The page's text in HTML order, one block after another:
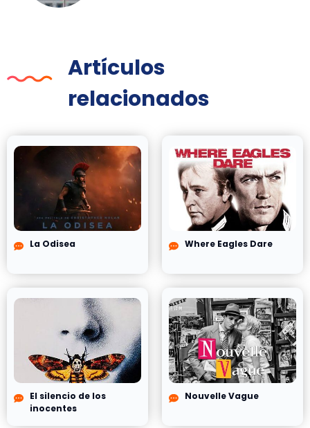
Artículos
relacionados
La Odisea Where Eagles Dare
El silencio de los
inocentes
Nouvelle Vague